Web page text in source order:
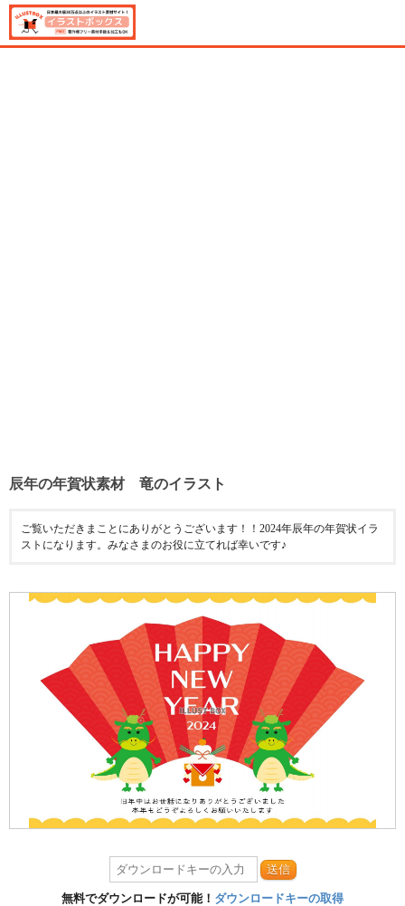
辰年の年賀状素材 竜のイラスト
ご覧いただきまことにありがとうございます！！2024年辰年の年賀状イラ
ストになります。みなさまのお役に立てれば幸いです♪
送信
無料でダウンロードが可能！ ダウンロードキーの取得